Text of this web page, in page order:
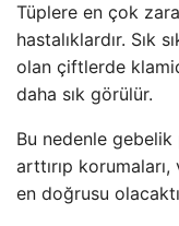
Tüplere en çok
hastalıklardır. Sık
olan çiftlerde
daha sık görülür.
Bu nedenle gebelik
arttırıp
en doğrusu